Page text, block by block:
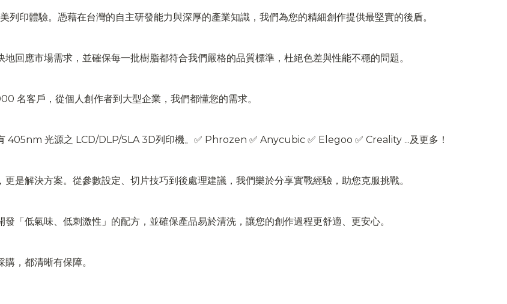
印體驗。憑藉在台灣的自主研發能力與深厚的產業知識，我們為您的精細創作提供最堅實的後盾。
回應市場需求，並確保每一批樹脂都符合我們嚴格的品質標準，杜絕色差與性能不穩的問題。
名客戶，從個人創作者到大型企業，我們都懂您的需求。
405nm 光源之 LCD/DLP/SLA 3D列印機。✅ Phrozen ✅ Anycubic ✅ Elegoo ✅ Creality ...及更多！
是解決方案。從參數設定、切片技巧到後處理建議，我們樂於分享實戰經驗，助您克服挑戰。
「低氣味、低刺激性」的配方，並確保產品易於清洗，讓您的創作過程更舒適、更安心。
，都清晰有保障。